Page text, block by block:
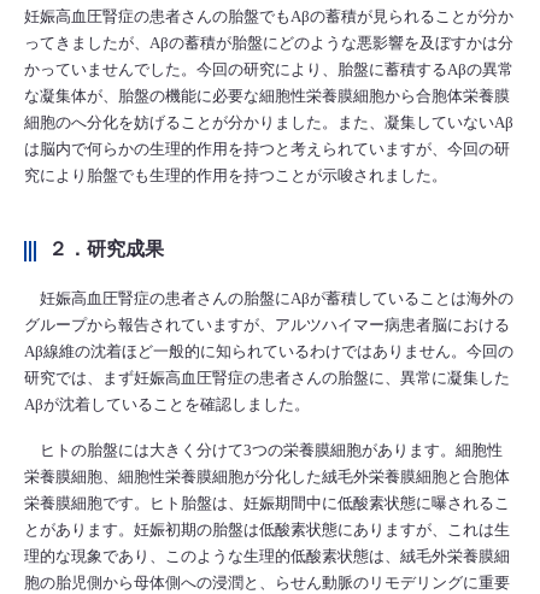
妊娠高血圧腎症の患者さんの胎盤でもAβの蓄積が見られることが分か
ってきましたが、Aβの蓄積が胎盤にどのような悪影響を及ぼすかは分
かっていませんでした。今回の研究により、胎盤に蓄積するAβの異常
な凝集体が、胎盤の機能に必要な細胞性栄養膜細胞から合胞体栄養膜
細胞のへ分化を妨げることが分かりました。また、凝集していないAβ
は脳内で何らかの生理的作用を持つと考えられていますが、今回の研
究により胎盤でも生理的作用を持つことが示唆されました。
２．研究成果
妊娠高血圧腎症の患者さんの胎盤にAβが蓄積していることは海外の
グループから報告されていますが、アルツハイマー病患者脳における
Aβ線維の沈着ほど一般的に知られているわけではありません。今回の
研究では、まず妊娠高血圧腎症の患者さんの胎盤に、異常に凝集した
Aβが沈着していることを確認しました。
ヒトの胎盤には大きく分けて3つの栄養膜細胞があります。細胞性
栄養膜細胞、細胞性栄養膜細胞が分化した絨毛外栄養膜細胞と合胞体
栄養膜細胞です。ヒト胎盤は、妊娠期間中に低酸素状態に曝されるこ
とがあります。妊娠初期の胎盤は低酸素状態にありますが、これは生
理的な現象であり、このような生理的低酸素状態は、絨毛外栄養膜細
胞の胎児側から母体側への浸潤と、らせん動脈のリモデリングに重要